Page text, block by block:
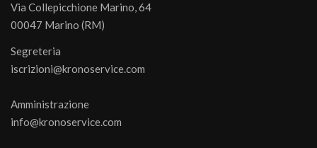
Via Collepicchione Marino, 64
00047 Marino (RM)
Segreteria
iscrizioni@kronoservice.com
Amministrazione
info@kronoservice.com